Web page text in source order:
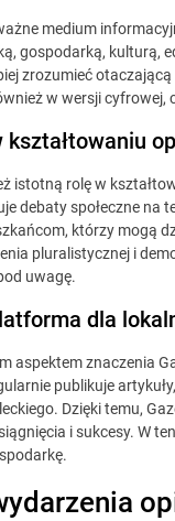
medium
gospodarką, kulturą,
zrozumieć
w wersji
kształtowaniu
istotną rolę w
debaty społeczne na
którzy mogą
pluralistycznej i
uwagę.
dla
aspektem znaczenia
publikuje
Dzięki temu,
i sukcesy. W